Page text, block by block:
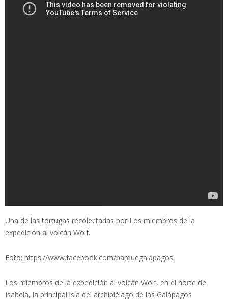
Una de las tortugas recolectadas por Los miembros de la
expedición al volcán Wolf.
Foto: https://www.facebook.com/parquegalapagos
Los miembros de la expedición al volcán Wolf, en el norte de
Isabela, la principal isla del archipiélago de las Galápagos